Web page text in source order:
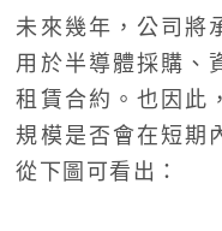
未來幾年，公司將
用於半導體採購、
租賃合約。也因此
規模是否會在短期
從下圖可看出：